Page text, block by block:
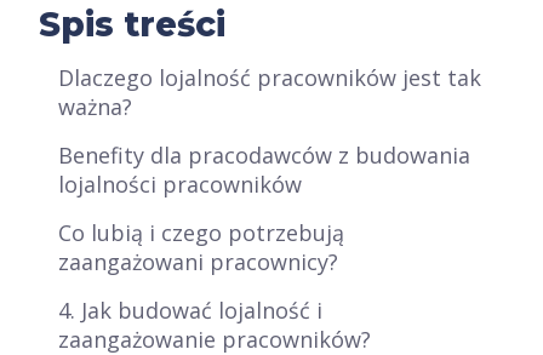
Spis treści
Dlaczego lojalność pracowników jest tak
ważna?
Benefity dla pracodawców z budowania
lojalności pracowników
Co lubią i czego potrzebują
zaangażowani pracownicy?
4. Jak budować lojalność i
zaangażowanie pracowników?